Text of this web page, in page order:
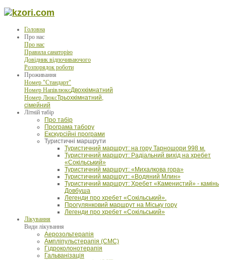
Головна
Про нас
Про нас
Правила санаторію
Довідник відпочиваючого
Розпорядок роботи
Проживання
Номер "Стандарт"
Номер НапівлюксДвохкімнатний
Номер ЛюксТрьохкімнатний,
сімейний
Літній табір
Про табір
Програма табору
Екскурсійні програми
Туристичні маршрути
Туристичний маршрут: на гору Тарношори 998 м.
Туристичний маршрут: Радіальний вихід на хребет
«Сокільський»
Туристичний маршрут: «Михалкова гора»
Туристичний маршрут: «Водяний Млин»
Туристичний маршрут: Хребет «Каменистий» - камінь
Довбуша
Легенди про хребет «Сокільський».
Прогулянковий маршрут на Міську гору
Легенди про хребет «Сокільський»
Лікування
Види лікування
Аерозольтерапія
Ампліпульстерапія (СМС)
Гідроколонотерапія
Гальванізація